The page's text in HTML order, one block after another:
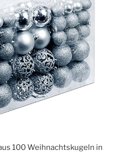
100 Weihnachtskugeln in